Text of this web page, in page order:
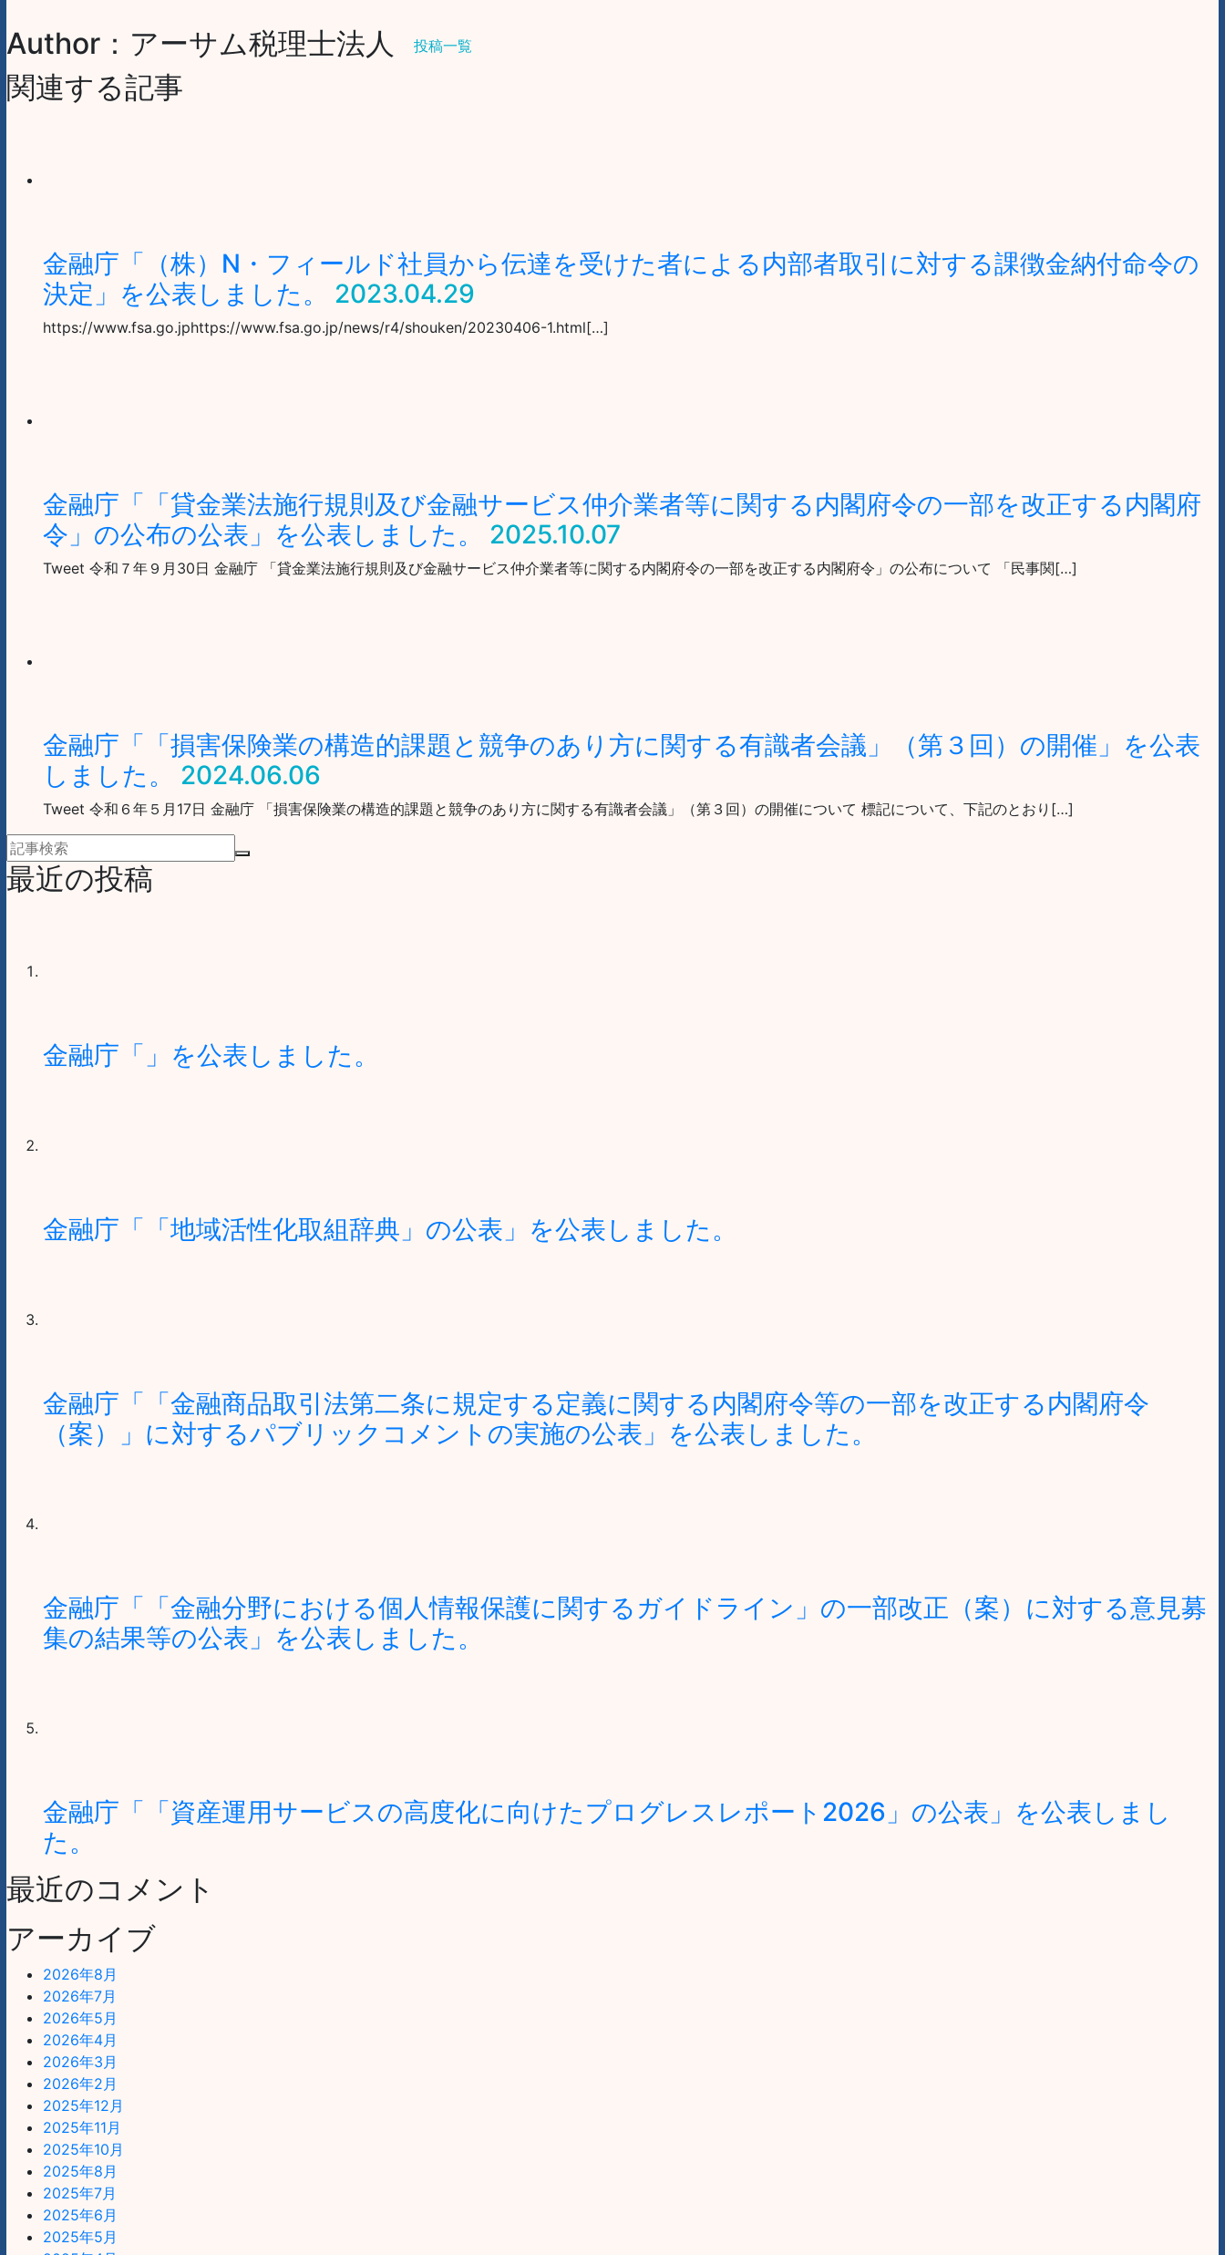
Author：アーサム税理士法人 投稿一覧
関連する記事
金融庁「（株）N・フィールド社員から伝達を受けた者による内部者取引に対する課徴金納付命令の
決定」を公表しました。
2023.04.29
https://www.fsa.go.jphttps://www.fsa.go.jp/news/r4/shouken/20230406-1.html[…]
金融庁「「貸金業法施行規則及び金融サービス仲介業者等に関する内閣府令の一部を改正する内閣府
令」の公布の公表」を公表しました。
2025.10.07
Tweet 令和７年９月30日 金融庁 「貸金業法施行規則及び金融サービス仲介業者等に関する内閣府令の一部を改正する内閣府令」の公布について 「民事関[…]
金融庁「「損害保険業の構造的課題と競争のあり方に関する有識者会議」（第３回）の開催」を公表
しました。
2024.06.06
Tweet 令和６年５月17日 金融庁 「損害保険業の構造的課題と競争のあり方に関する有識者会議」（第３回）の開催について 標記について、下記のとおり[…]
最近の投稿
金融庁「」を公表しました。
金融庁「「地域活性化取組辞典」の公表」を公表しました。
金融庁「「金融商品取引法第二条に規定する定義に関する内閣府令等の一部を改正する内閣府令
（案）」に対するパブリックコメントの実施の公表」を公表しました。
金融庁「「金融分野における個人情報保護に関するガイドライン」の一部改正（案）に対する意見募
集の結果等の公表」を公表しました。
金融庁「「資産運用サービスの高度化に向けたプログレスレポート2026」の公表」を公表しまし
た。
最近のコメント
アーカイブ
2026年8月
2026年7月
2026年5月
2026年4月
2026年3月
2026年2月
2025年12月
2025年11月
2025年10月
2025年8月
2025年7月
2025年6月
2025年5月